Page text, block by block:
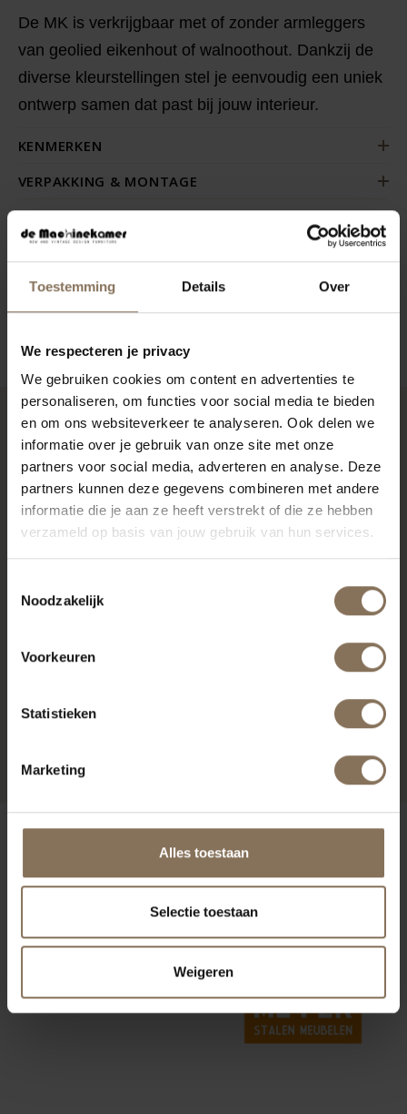
Toestemming Details Over
We respecteren je privacy
We gebruiken cookies om content en advertenties te
personaliseren, om functies voor social media te bieden
en om ons websiteverkeer te analyseren. Ook delen we
informatie over je gebruik van onze site met onze
partners voor social media, adverteren en analyse. Deze
partners kunnen deze gegevens combineren met andere
informatie die je aan ze heeft verstrekt of die ze hebben
verzameld op basis van jouw gebruik van hun services.
Noodzakelijk
Voorkeuren
Statistieken
Marketing
Alles toestaan
Selectie toestaan
Weigeren
De MK is verkrijgbaar met of zonder armleggers
van geolied eikenhout of walnoothout. Dankzij de
diverse kleurstellingen stel je eenvoudig een uniek
ontwerp samen dat past bij jouw interieur.
KENMERKEN
VERPAKKING & MONTAGE
GARANTIE
AFMETINGEN
RECENT BEKEKEN
MK STOEL ZWART - EIKEN
ONZE MERKEN